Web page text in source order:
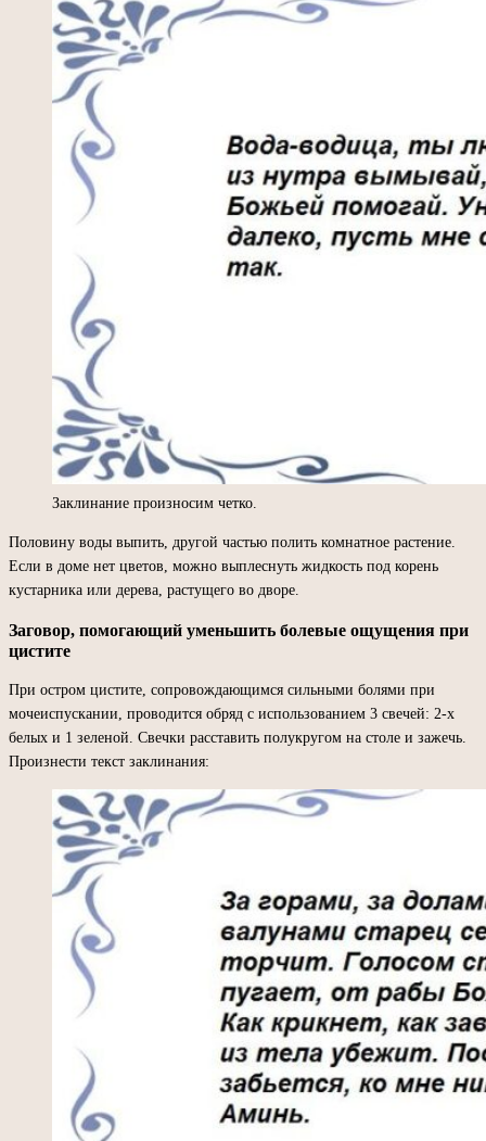
Заклинание произносим четко.
Половину воды выпить, другой частью полить комнатное растение.
Если в доме нет цветов, можно выплеснуть жидкость под корень
кустарника или дерева, растущего во дворе.
Заговор, помогающий уменьшить болевые ощущения при
цистите
При остром цистите, сопровождающимся сильными болями при
мочеиспускании, проводится обряд с использованием 3 свечей: 2-х
белых и 1 зеленой. Свечки расставить полукругом на столе и зажечь.
Произнести текст заклинания: